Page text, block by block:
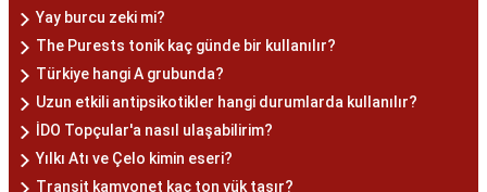
Yay burcu zeki mi?
The Purests tonik kaç günde bir kullanılır?
Türkiye hangi A grubunda?
Uzun etkili antipsikotikler hangi durumlarda kullanılır?
İDO Topçular'a nasıl ulaşabilirim?
Yılkı Atı ve Çelo kimin eseri?
Transit kamyonet kaç ton yük taşır?